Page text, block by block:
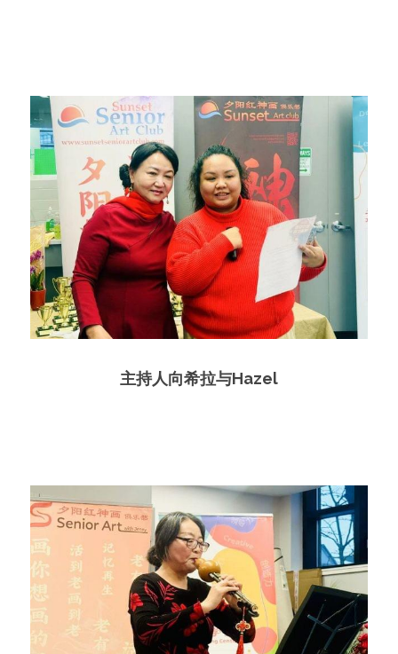
主持人向希拉与Hazel